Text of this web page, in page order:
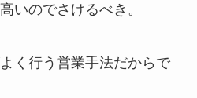
いのでさけるべき。
く行う営業手法だからで